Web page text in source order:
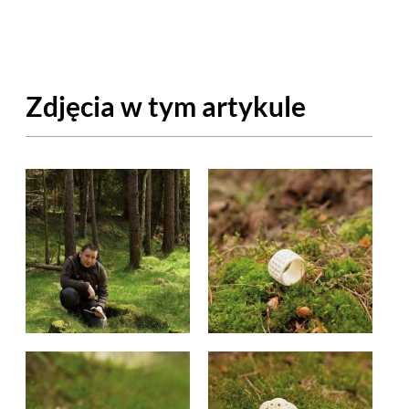
Zdjęcia w tym artykule
APTECZKA
DOMOWE
RZEMIOSŁO
ZUPY
INNE